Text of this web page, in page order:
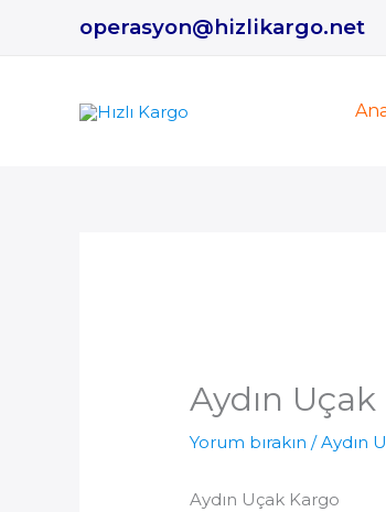
operasyon@hizlikargo.net
Aydın
Yorum bırakın /Aydın
Aydın Uçak Kargo